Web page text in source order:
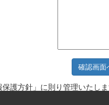
確認画面
保護方針 」に則り管理いたしま